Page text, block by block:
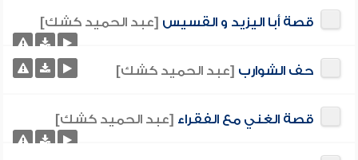
قصة أبا اليزيد و القسيس [عبد الحميد كشك]
حف الشوارب [عبد الحميد كشك]
قصة الغني مع الفقراء [عبد الحميد كشك]